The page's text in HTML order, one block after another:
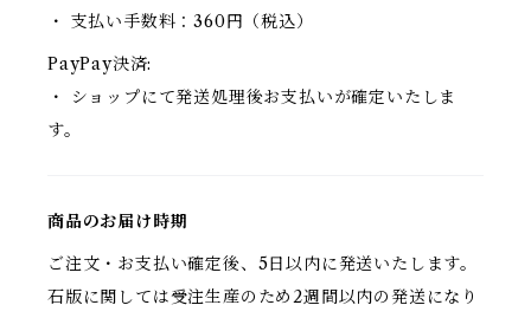
・ 支払い手数料：360円（税込）
PayPay決済:
・ ショップにて発送処理後お支払いが確定いたしま
す。
商品のお届け時期
ご注文・お支払い確定後、5日以内に発送いたします。
石版に関しては受注生産のため2週間以内の発送になり